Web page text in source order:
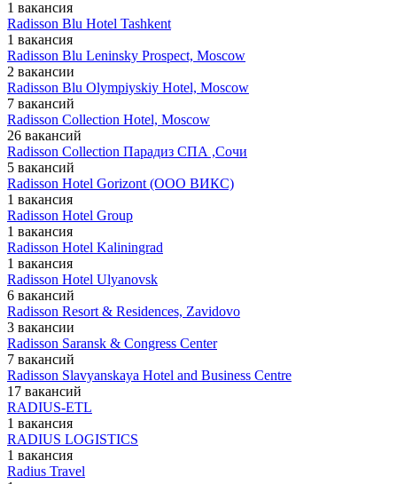
1 вакансия
Radisson Blu Hotel Tashkent
1 вакансия
Radisson Blu Leninsky Prospect, Moscow
2 вакансии
Radisson Blu Olympiyskiy Hotel, Moscow
7 вакансий
Radisson Collection Hotel, Moscow
26 вакансий
Radisson Collection Парадиз СПА ,Сочи
5 вакансий
Radisson Hotel Gorizont (ООО ВИКС)
1 вакансия
Radisson Hotel Group
1 вакансия
Radisson Hotel Kaliningrad
1 вакансия
Radisson Hotel Ulyanovsk
6 вакансий
Radisson Resort & Residences, Zavidovo
3 вакансии
Radisson Saransk & Congress Center
7 вакансий
Radisson Slavyanskaya Hotel and Business Centre
17 вакансий
RADIUS-ETL
1 вакансия
RADIUS LOGISTICS
1 вакансия
Radius Travel